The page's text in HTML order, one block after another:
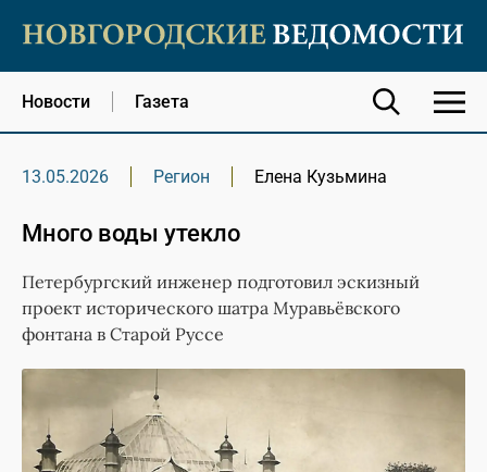
Новости Газета
13.05.2026 Регион Елена Кузьмина
Много воды утекло
Петербургский инженер подготовил эскизный
проект исторического шатра Муравьёвского
фонтана в Старой Руссе